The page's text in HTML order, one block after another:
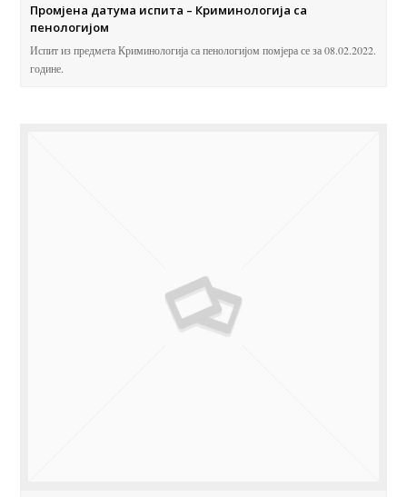
Промјена датума испита – Криминологија са
пенологијом
Испит из предмета Криминологија са пенологијом помјера се за 08.02.2022.
године.